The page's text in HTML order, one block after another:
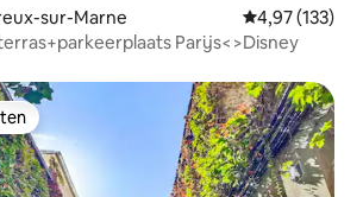
sur-Marne Gemiddelde
4,97 (133)
Huis gelijkvloers terras+parkeerplaats Parijs<>Disney